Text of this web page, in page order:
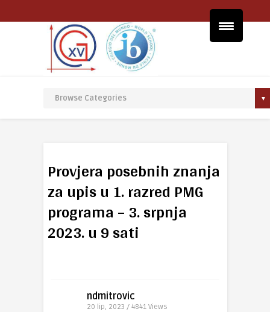
Provjera posebnih znanja
za upis u 1. razred PMG
programa – 3. srpnja
2023. u 9 sati
ndmitrovic
20 lip, 2023 / 4841 Views